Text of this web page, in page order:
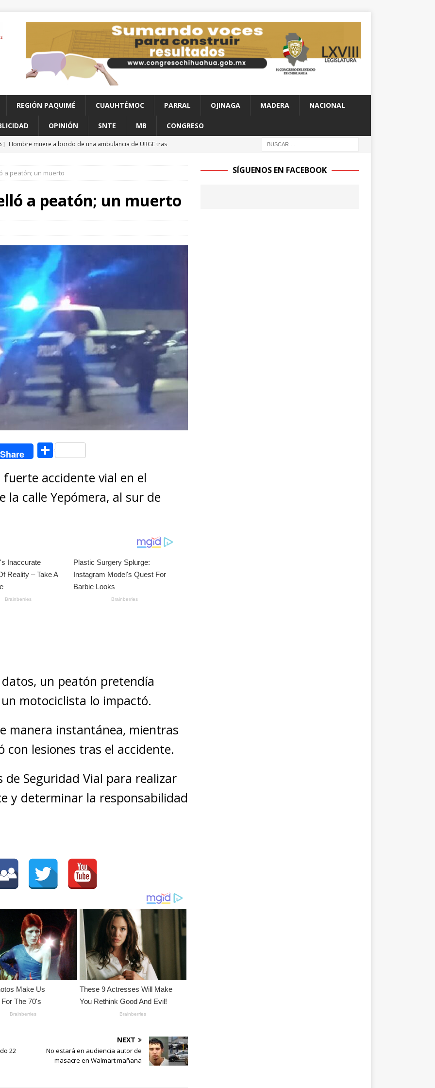
REGIÓN PAQUIMÉ CUAUHTÉMOC PARRAL OJINAGA MADERA NACIONAL
OPINIÓN SNTE MB CONGRESO
] Hombre muere a bordo de una ambulancia de URGE tras
] Clausura alcalde Marco Bonilla la Veraneada DIFertida 2026 en
CHIHUAHUA
Arrestan a 6 y aseguran 100 gramos de cristal
Santiago de la Peña reúne a 4 mil ciudadanos durante
CHIHUAHUA
a peatón; un muerto
a peatón; un muerto
Share C
m
p
accidente vial en el
la calle Yepómera, al sur de
un peatón pretendía
motociclista lo impactó.
manera instantánea, mientras
lesiones tras el accidente.
Seguridad Vial para realizar
y determinar la responsabilidad
22
NEXT
No estará en audiencia autor de
masacre en Walmart mañana
SÍGUENOS EN FACEBOOK